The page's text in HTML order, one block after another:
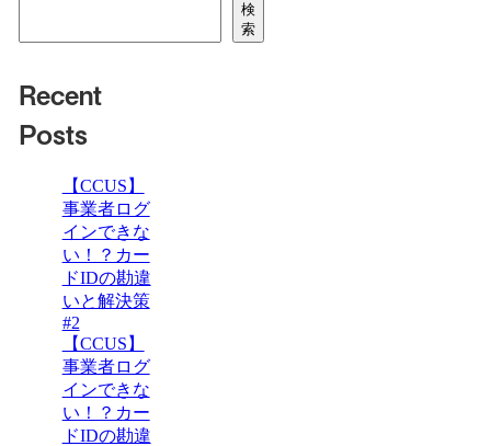
検
索
Recent
Posts
【CCUS】
事業者ログ
インできな
い！？カー
ドIDの勘違
いと解決策
#2
【CCUS】
事業者ログ
インできな
い！？カー
ドIDの勘違